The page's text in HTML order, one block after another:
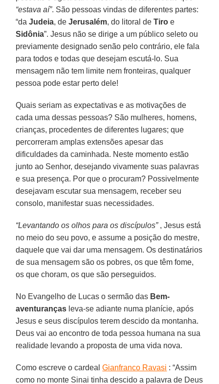
“estava aí”. São pessoas vindas de diferentes partes:
“daJudeia, de Jerusalém, do litoral deTiro e
Sidônia”. Jesus não se dirige a um público seleto ou
previamente designado senão pelo contrário, ele fala
para todos e todas que desejam escutá-lo. Sua
mensagem não tem limite nem fronteiras, qualquer
pessoa pode estar perto dele!
Quais seriam as expectativas e as motivações de
cada uma dessas pessoas? São mulheres, homens,
crianças, procedentes de diferentes lugares; que
percorreram amplas extensões apesar das
dificuldades da caminhada. Neste momento estão
junto ao Senhor, desejando vivamente suas palavras
e sua presença. Por que o procuram? Possivelmente
desejavam escutar sua mensagem, receber seu
consolo, manifestar suas necessidades.
“Levantando os olhos para os discípulos”, Jesus está
no meio do seu povo, e assume a posição do mestre,
daquele que vai dar uma mensagem. Os destinatários
de sua mensagem são os pobres, os que têm fome,
os que choram, os que são perseguidos.
No Evangelho de Lucas o sermão das Bem-
aventuranças leva-se adiante numa planície, após
Jesus e seus discípulos terem descido da montanha.
Deus vai ao encontro de toda pessoa humana na sua
realidade levando a proposta de uma vida nova.
Como escreve o cardealGianfranco Ravasi : “Assim
como no monte Sinai tinha descido a palavra de Deus